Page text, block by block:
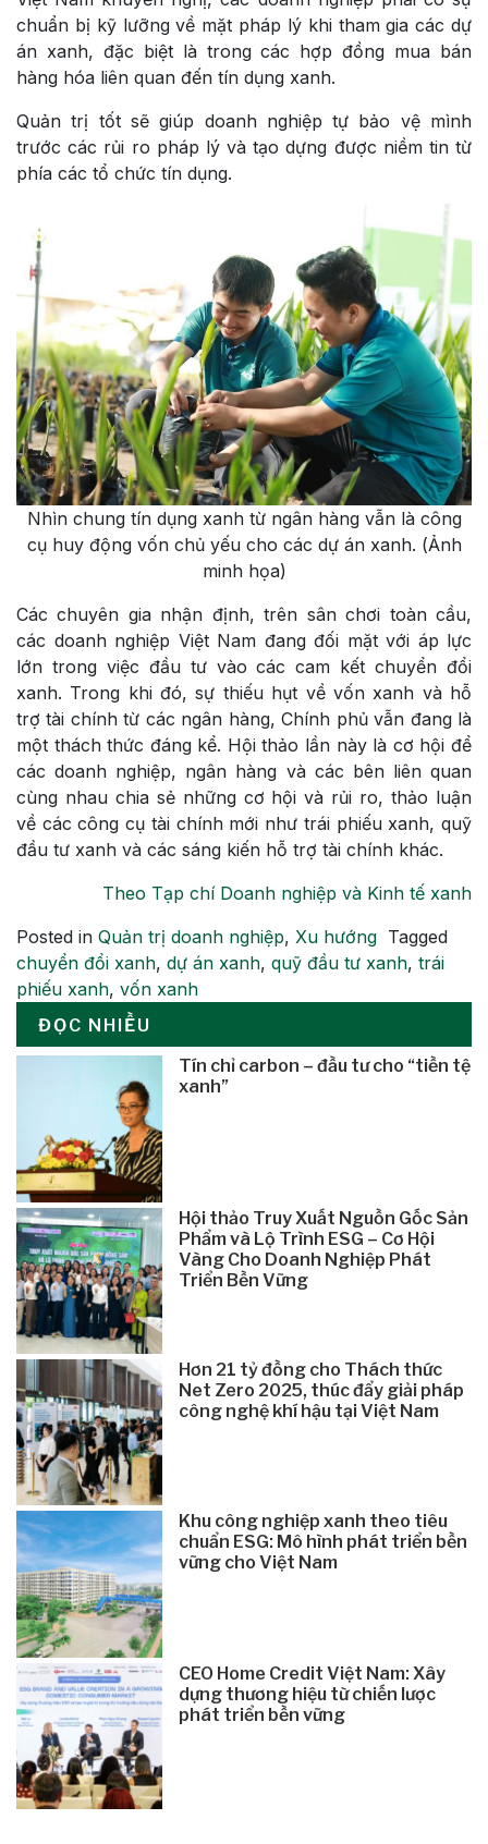
chuẩn bị kỹ lưỡng về mặt pháp lý khi tham gia các dự
án xanh, đặc biệt là trong các hợp đồng mua bán
hàng hóa liên quan đến tín dụng xanh.
Quản trị tốt sẽ giúp doanh nghiệp tự bảo vệ mình
trước các rủi ro pháp lý và tạo dựng được niềm tin từ
phía các tổ chức tín dụng.
Nhìn chung tín dụng xanh từ ngân hàng vẫn là công
cụ huy động vốn chủ yếu cho các dự án xanh. (Ảnh
minh họa)
Các chuyên gia nhận định, trên sân chơi toàn cầu,
các doanh nghiệp Việt Nam đang đối mặt với áp lực
lớn trong việc đầu tư vào các cam kết chuyển đổi
xanh. Trong khi đó, sự thiếu hụt về vốn xanh và hỗ
trợ tài chính từ các ngân hàng, Chính phủ vẫn đang là
một thách thức đáng kể. Hội thảo lần này là cơ hội để
các doanh nghiệp, ngân hàng và các bên liên quan
cùng nhau chia sẻ những cơ hội và rủi ro, thảo luận
về các công cụ tài chính mới như trái phiếu xanh, quỹ
đầu tư xanh và các sáng kiến hỗ trợ tài chính khác.
Theo Tạp chí Doanh nghiệp và Kinh tế xanh
Posted in Quản trị doanh nghiệp, Xu hướng Tagged
chuyển đổi xanh, dự án xanh, quỹ đầu tư xanh, trái
phiếu xanh, vốn xanh
ĐỌC NHIỀU
Tín chỉ carbon – đầu tư cho “tiền tệ
xanh”
Hội thảo Truy Xuất Nguồn Gốc Sản
Phẩm và Lộ Trình ESG – Cơ Hội
Vàng Cho Doanh Nghiệp Phát
Triển Bền Vững
Hơn 21 tỷ đồng cho Thách thức
Net Zero 2025, thúc đẩy giải pháp
công nghệ khí hậu tại Việt Nam
Khu công nghiệp xanh theo tiêu
chuẩn ESG: Mô hình phát triển bền
vững cho Việt Nam
CEO Home Credit Việt Nam: Xây
dựng thương hiệu từ chiến lược
phát triển bền vững